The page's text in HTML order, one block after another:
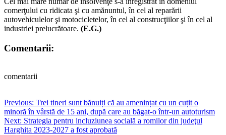
comerţului cu ridicata şi cu amănuntul, în cel al reparării
autovehiculelor şi motocicletelor, în cel al construcţiilor şi în cel al
industriei prelucrătoare. (E.G.)
Comentarii:
comentarii
Post
navigation
Previous: Trei tineri sunt bănuiți că au amenințat cu un cuțit o
minoră în vârstă de 15 ani, după care au băgat-o într-un autoturism
Next: Strategia pentru incluziunea socială a romilor din judeţul
Harghita 2023-2027 a fost aprobată